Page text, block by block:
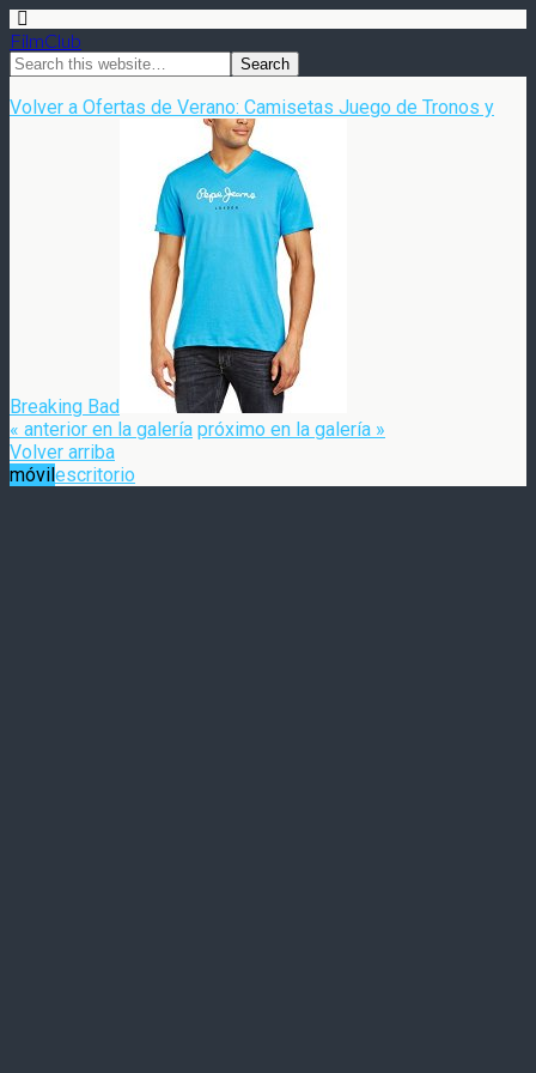
FilmClub
Volver a Ofertas de Verano: Camisetas Juego de Tronos y
Breaking Bad
« anterior en la galería próximo en la galería »
Volver arriba
móvilescritorio